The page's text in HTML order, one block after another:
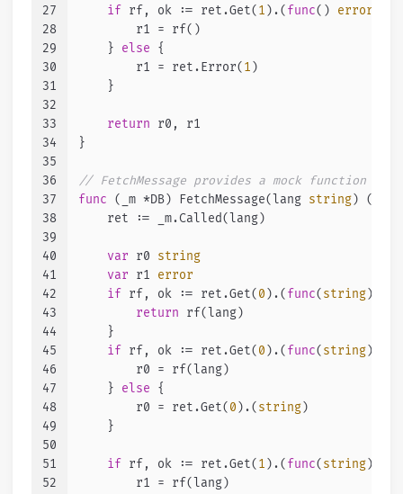
27
28
29
30
31
32
33
34
35
36
37
38
39
40
41
42
43
44
45
46
47
48
49
50
51
52
if rf, ok := ret.Get(1).(func() error
        r1 = rf()
    }
else {
        r1 = ret.Error(
1)
    }
return r0, r1
}
// FetchMessage provides a mock function
func
(_m *DB) FetchMessage(lang string) (
    ret := _m.Called(lang)
var r0 string
var r1 error
if rf, ok := ret.Get(0).(func(string)
return rf(lang)
    }
if rf, ok := ret.Get(0).(func(string)
        r0 = rf(lang)
    }
else {
        r0 = ret.Get(
0).(string)
    }
if rf, ok := ret.Get(1).(func(string)
        r1 = rf(lang)